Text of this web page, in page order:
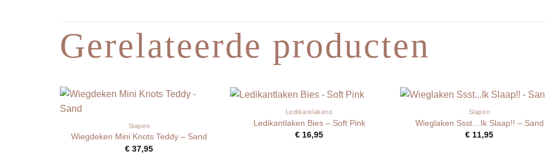
Gerelateerde producten
Slapen
Wiegdeken Mini Knots Teddy – Sand
€ 37,95
Ledikantlakens
Ledikantlaken Bies – Soft Pink
€ 16,95
Slapen
Wieglaken Ssst…Ik Slaap!! – Sand
€ 11,95